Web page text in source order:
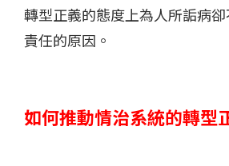
轉型正義的態度上為人所詬病
責任的原因。
如何推動情治系統的轉型